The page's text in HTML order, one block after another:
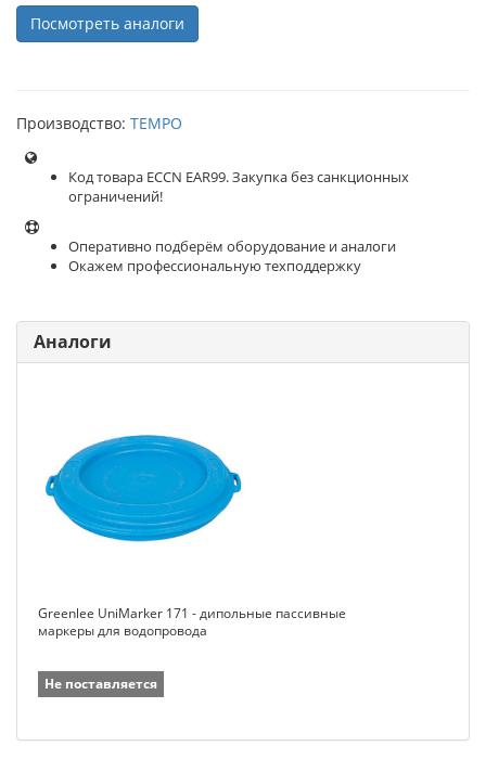
Посмотреть аналоги
Производство: TEMPO
Код товара ECCN EAR99. Закупка без санкционных
ограничений!
Оперативно подберём оборудование и аналоги
Окажем профессиональную техподдержку
Аналоги
Greenlee UniMarker 171 - дипольные пассивные
маркеры для водопровода
Не поставляется